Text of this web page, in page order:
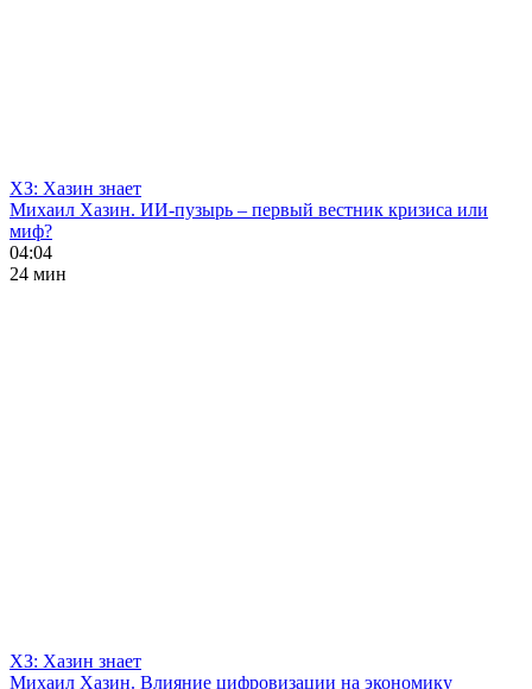
ХЗ: Хазин знает
Михаил Хазин. ИИ-пузырь – первый вестник кризиса или
миф?
04:04
24 мин
ХЗ: Хазин знает
Михаил Хазин. Влияние цифровизации на экономику